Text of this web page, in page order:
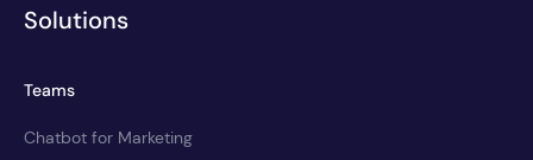
Solutions
Teams
Chatbot for Marketing